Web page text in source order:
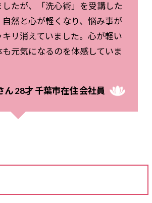
したが、「洗心術」を受講した
自然と心が軽くなり、悩み事が
キリ消えていました。心が軽い
も元気になるのを体感していま
ん 28才 千葉市在住 会社員